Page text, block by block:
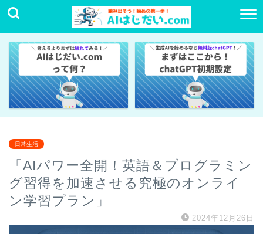
日常生活
「AIパワー全開！英語＆プログラミン
グ習得を加速させる究極のオンライ
ン学習プラン」
2024年12月26日